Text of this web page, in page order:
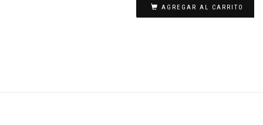
AGREGAR AL CARRITO